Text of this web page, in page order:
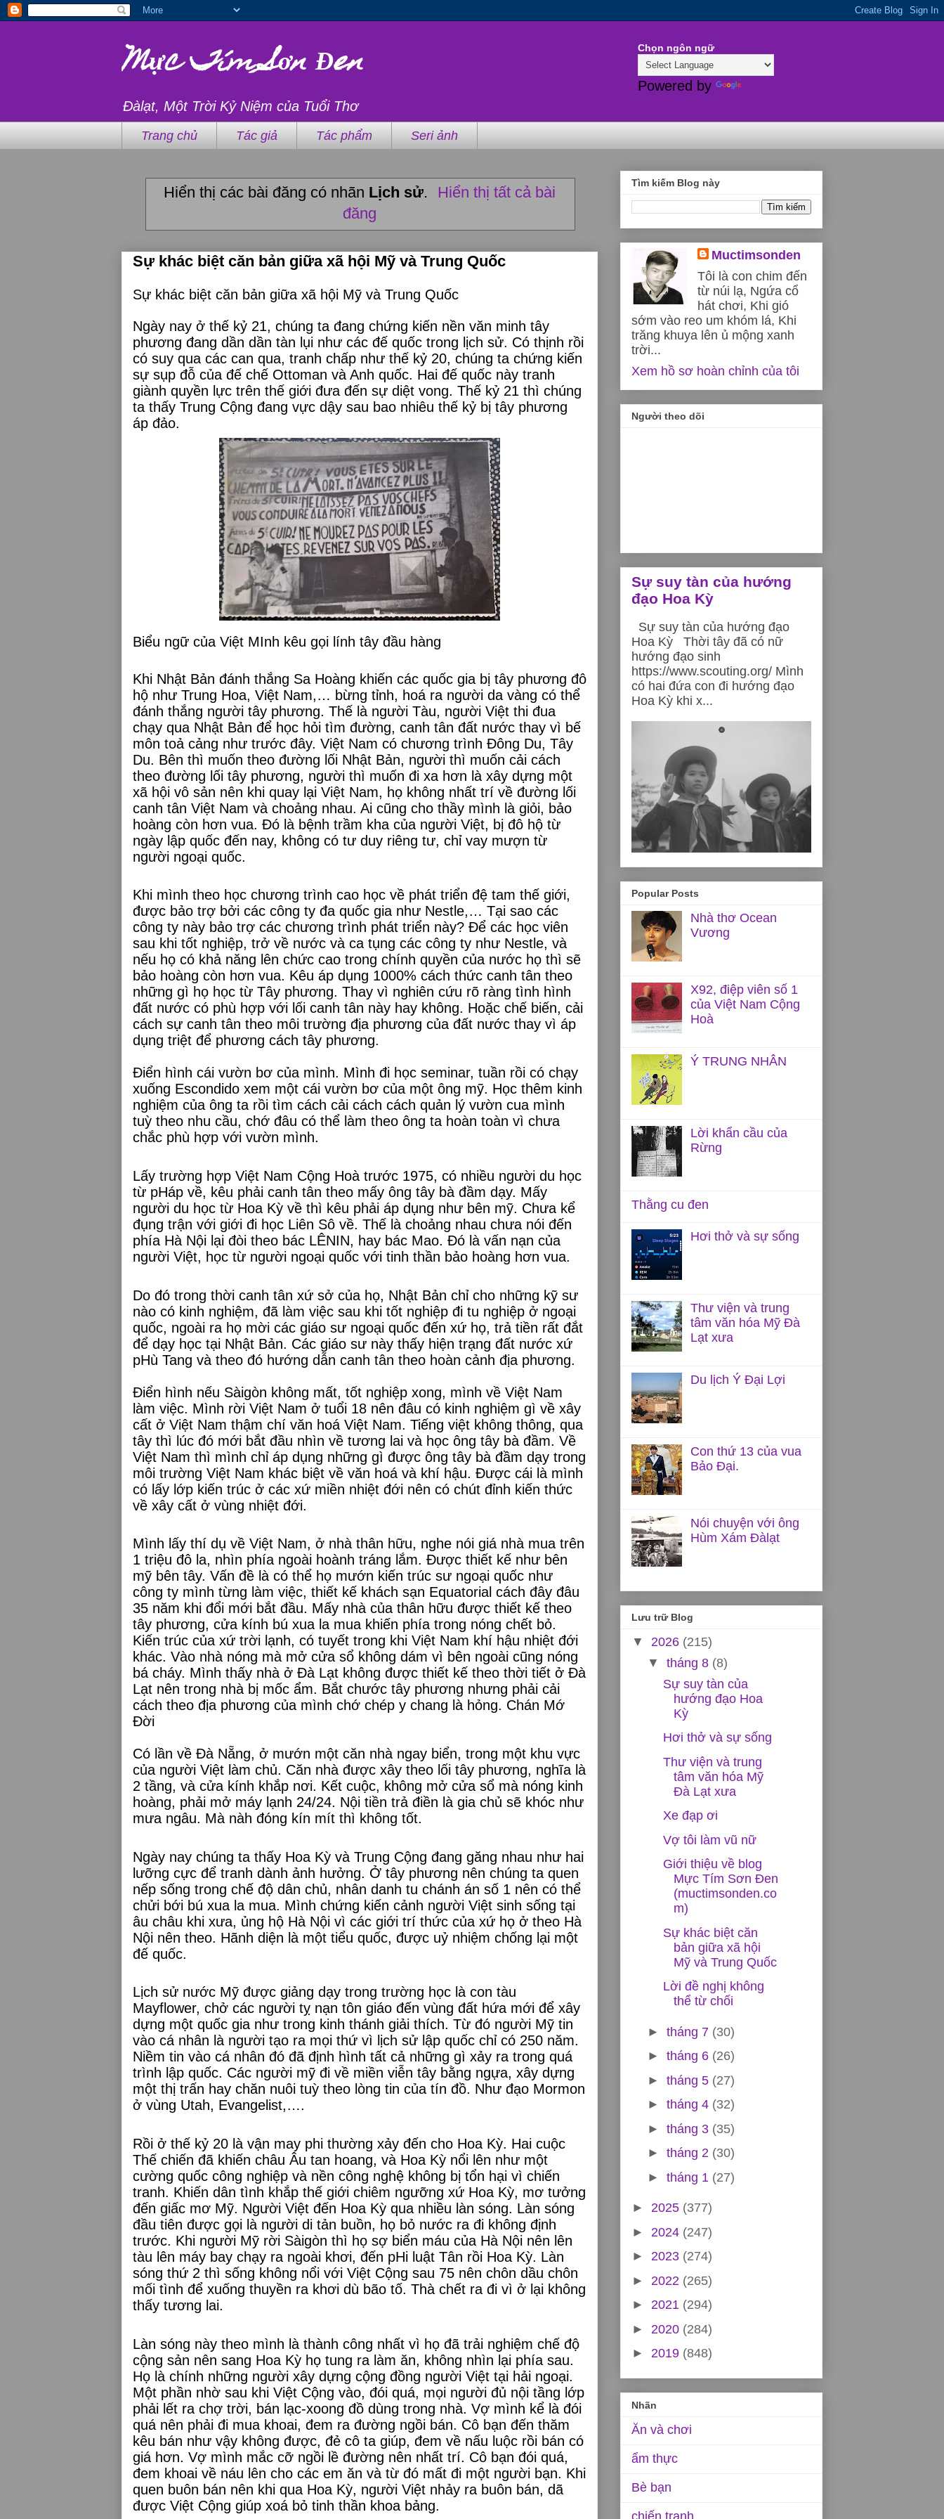
Mực Tím Sơn Đen
Đàlạt, Một Trời Kỷ Niệm của Tuổi Thơ
Chọn ngôn ngữ
Powered by
Trang chủ Tác giả Tác phẩm Seri ảnh
Hiển thị các bài đăng có nhãn Lịch sử.
Hiển thị tất cả bài
đăng
Sự khác biệt căn bản giữa xã hội Mỹ và Trung Quốc
Sự khác biệt căn bản giữa xã hội Mỹ và Trung Quốc
Ngày nay ở thế kỷ 21, chúng ta đang chứng kiến nền văn minh tây
phương đang dần dần tàn lụi như các đế quốc trong lịch sử. Có thịnh rồi
có suy qua các can qua, tranh chấp như thế kỷ 20, chúng ta chứng kiến
sự sụp đỗ của đế chế Ottoman và Anh quốc. Hai đế quốc này tranh
giành quyền lực trên thế giới đưa đến sự diệt vong. Thế kỷ 21 thì chúng
ta thấy Trung Cộng đang vực dậy sau bao nhiêu thế kỷ bị tây phương
áp đảo.
Biểu ngữ của Việt MInh kêu gọi lính tây đầu hàng
Khi Nhật Bản đánh thắng Sa Hoàng khiến các quốc gia bị tây phương đô
hộ như Trung Hoa, Việt Nam,… bừng tỉnh, hoá ra người da vàng có thể
đánh thắng người tây phương. Thế là người Tàu, người Việt thi đua
chạy qua Nhật Bản để học hỏi tìm đường, canh tân đất nước thay vì bế
môn toả cảng như trước đây. Việt Nam có chương trình Đông Du, Tây
Du. Bên thì muốn theo đường lối Nhật Bản, người thì muốn cải cách
theo đường lối tây phương, người thì muốn đi xa hơn là xây dựng một
xã hội vô sản nên khi quay lại Việt Nam, họ không nhất trí về đường lối
canh tân Việt Nam và choảng nhau. Ai cũng cho thầy mình là giỏi, bảo
hoàng còn hơn vua. Đó là bệnh trầm kha của người Việt, bị đô hộ từ
ngày lập quốc đến nay, không có tư duy riêng tư, chỉ vay mượn từ
người ngoại quốc.
Khi mình theo học chương trình cao học về phát triển đệ tam thế giới,
được bảo trợ bởi các công ty đa quốc gia như Nestle,… Tại sao các
công ty này bảo trợ các chương trình phát triển này? Để các học viên
sau khi tốt nghiệp, trở về nước và ca tụng các công ty như Nestle, và
nếu họ có khả năng lên chức cao trong chính quyền của nước họ thì sẽ
bảo hoàng còn hơn vua. Kêu áp dụng 1000% cách thức canh tân theo
những gì họ học từ Tây phương. Thay vì nghiên cứu rõ ràng tình hình
đất nước có phù hợp với lối canh tân này hay không. Hoặc chế biến, cải
cách sự canh tân theo môi trường địa phương của đất nước thay vì áp
dụng triệt để phương cách tây phương.
Điển hình cái vườn bơ của mình. Mình đi học seminar, tuần rồi có chạy
xuống Escondido xem một cái vườn bơ của một ông mỹ. Học thêm kinh
nghiệm của ông ta rồi tìm cách cải cách cách quản lý vườn cua mình
tuỳ theo nhu cầu, chớ đâu có thể làm theo ông ta hoàn toàn vì chưa
chắc phù hợp với vườn mình.
Lấy trường hợp Việt Nam Cộng Hoà trước 1975, có nhiều người du học
từ pHáp về, kêu phải canh tân theo mấy ông tây bà đầm dạy. Mấy
người du học từ Hoa Kỳ về thì kêu phải áp dụng như bên mỹ. Chưa kể
đụng trận với giới đi học Liên Sô về. Thế là choảng nhau chưa nói đến
phía Hà Nội lại đòi theo bác LÊNIN, hay bác Mao. Đó là vấn nạn của
người Việt, học từ người ngoại quốc với tinh thần bảo hoàng hơn vua.
Do đó trong thời canh tân xứ sở của họ, Nhật Bản chỉ cho những kỹ sư
nào có kinh nghiệm, đã làm việc sau khi tốt nghiệp đi tu nghiệp ở ngoại
quốc, ngoài ra họ mời các giáo sư ngoại quốc đến xứ họ, trả tiền rất đắt
để dạy học tại Nhật Bản. Các giáo sư này thấy hiện trạng đất nước xứ
pHù Tang và theo đó hướng dẫn canh tân theo hoàn cảnh địa phương.
Điển hình nếu Sàigòn không mất, tốt nghiệp xong, mình về Việt Nam
làm việc. Mình rời Việt Nam ở tuổi 18 nên đâu có kinh nghiệm gì về xây
cất ở Việt Nam thậm chí văn hoá Việt Nam. Tiếng việt không thông, qua
tây thì lúc đó mới bắt đầu nhìn về tương lai và học ông tây bà đầm. Về
Việt Nam thì mình chỉ áp dụng những gì được ông tây bà đầm dạy trong
môi trường Việt Nam khác biệt về văn hoá và khí hậu. Được cái là mình
có lấy lớp kiến trúc ở các xứ miền nhiệt đới nên có chút đỉnh kiến thức
về xây cất ở vùng nhiệt đới.
Mình lấy thí dụ về Việt Nam, ở nhà thân hữu, nghe nói giá nhà mua trên
1 triệu đô la, nhìn phía ngoài hoành tráng lắm. Được thiết kế như bên
mỹ bên tây. Vấn đề là có thể họ mướn kiến trúc sư ngoại quốc như
công ty mình từng làm việc, thiết kế khách sạn Equatorial cách đây đâu
35 năm khi đổi mới bắt đầu. Mấy nhà của thân hữu được thiết kế theo
tây phương, cửa kính bú xua la mua khiến phía trong nóng chết bỏ.
Kiến trúc của xứ trời lạnh, có tuyết trong khi Việt Nam khí hậu nhiệt đới
khác. Vào nhà nóng mà mở cửa sổ không dám vì bên ngoài cũng nóng
bá cháy. Mình thấy nhà ở Đà Lạt không được thiết kế theo thời tiết ở Đà
Lạt nên trong nhà bị mốc ẩm. Bắt chước tây phương nhưng phải cải
cách theo địa phương của mình chớ chép y chang là hỏng. Chán Mớ
Đời
Có lần về Đà Nẵng, ở mướn một căn nhà ngay biển, trong một khu vực
của người Việt làm chủ. Căn nhà được xây theo lối tây phương, nghĩa là
2 tầng, và cửa kính khắp nơi. Kết cuộc, không mở cửa sổ mà nóng kinh
hoàng, phải mở máy lạnh 24/24. Nội tiền trả điền là gia chủ sẽ khóc như
mưa ngâu. Mà nàh đóng kín mít thì không tốt.
Ngày nay chúng ta thấy Hoa Kỳ và Trung Cộng đang găng nhau như hai
lưỡng cực để tranh dành ảnh hưởng. Ở tây phương nên chúng ta quen
nếp sống trong chế độ dân chủ, nhân danh tu chánh án số 1 nên có thể
chửi bới bú xua la mua. Mình chứng kiến cảnh người Việt sinh sống tại
âu châu khi xưa, ủng hộ Hà Nội vì các giới trí thức của xứ họ ở theo Hà
Nội nên theo. Hãnh diện là một tiểu quốc, được uỷ nhiệm chống lại một
đế quốc.
Lịch sử nước Mỹ được giảng dạy trong trường học là con tàu
Mayflower, chở các người tỵ nạn tôn giáo đến vùng đất hứa mới để xây
dựng một quốc gia như trong kinh thánh giải thích. Từ đó người Mỹ tin
vào cá nhân là người tạo ra mọi thứ vì lịch sử lập quốc chỉ có 250 năm.
Niềm tin vào cá nhân đó đã định hình tất cả những gì xảy ra trong quá
trình lập quốc. Các người mỹ đi về miền viễn tây bằng ngựa, xây dựng
một thị trấn hay chăn nuôi tuỳ theo lòng tin của tín đồ. Như đạo Mormon
ở vùng Utah, Evangelist,….
Rồi ở thế kỷ 20 là vận may phi thường xảy đến cho Hoa Kỳ. Hai cuộc
Thế chiến đã khiến châu Âu tan hoang, và Hoa Kỳ nổi lên như một
cường quốc công nghiệp và nền công nghệ không bị tổn hại vì chiến
tranh. Khiến dân tình khắp thế giới chiêm ngưỡng xứ Hoa Kỳ, mơ tưởng
đến giấc mơ Mỹ. Người Việt đến Hoa Kỳ qua nhiều làn sóng. Làn sóng
đầu tiên được gọi là người di tản buồn, họ bỏ nước ra đi không định
trước. Khi người Mỹ rời Sàigòn thì họ sợ biển máu của Hà Nội nên lên
tàu lên máy bay chạy ra ngoài khơi, đến pHi luật Tân rồi Hoa Kỳ. Làn
sóng thứ 2 thì sống không nổi với Việt Cộng sau 75 nên chôn dầu chôn
mối tình để xuống thuyền ra khơi dù bão tố. Thà chết ra đi vì ở lại không
thấy tương lai.
Làn sóng này theo mình là thành công nhất vì họ đã trải nghiệm chế độ
cộng sản nên sang Hoa Kỳ họ tung ra làm ăn, không nhìn lại phía sau.
Họ là chính những người xây dựng cộng đồng người Việt tại hải ngoại.
Một phần nhờ sau khi Việt Cộng vào, đói quá, mọi người đủ nội tầng lớp
phải lết ra chợ trời, bán lạc-xoong đồ dùng trong nhà. Vợ mình kể là đói
quá nên phải đi mua khoai, đem ra đường ngồi bán. Cô bạn đến thăm
kêu bán như vậy không được, đẻ cô ta giúp, đem về nấu luộc rồi bán có
giá hơn. Vợ mình mắc cỡ ngồi lề đường nên nhất trí. Cô bạn đói quá,
đem khoai về náu lên cho các em ăn và từ đó mất đi một người bạn. Khi
quen buôn bán nên khi qua Hoa Kỳ, người Việt nhảy ra buôn bán, dã
được Việt Cộng giúp xoá bỏ tinh thần khoa bảng.
Tìm kiếm Blog này
Muctimsonden
Tôi là con chim đến
từ núi lạ, Ngứa cổ
hát chơi, Khi gió
sớm vào reo um khóm lá, Khi
trăng khuya lên ủ mộng xanh
trời...
Xem hồ sơ hoàn chỉnh của tôi
Người theo dõi
Sự suy tàn của hướng
đạo Hoa Kỳ
Sự suy tàn của hướng đạo
Hoa Kỳ Thời tây đã có nữ
hướng đạo sinh
https://www.scouting.org/ Mình
có hai đứa con đi hướng đạo
Hoa Kỳ khi x...
Popular Posts
Nhà thơ Ocean
Vương
X92, điệp viên số 1
của Việt Nam Cộng
Hoà
Ý TRUNG NHÂN
Lời khẩn cầu của
Rừng
Thằng cu đen
Hơi thở và sự sống
Thư viện và trung
tâm văn hóa Mỹ Đà
Lạt xưa
Du lịch Ý Đại Lợi
Con thứ 13 của vua
Bảo Đại.
Nói chuyện với ông
Hùm Xám Đàlạt
Lưu trữ Blog
▼ 2026 (215)
▼ tháng 8 (8)
Sự suy tàn của
hướng đạo Hoa
Kỳ
Hơi thở và sự sống
Thư viện và trung
tâm văn hóa Mỹ
Đà Lạt xưa
Xe đạp ơi
Vợ tôi làm vũ nữ
Giới thiệu về blog
Mực Tím Sơn Đen
(muctimsonden.co
m)
Sự khác biệt căn
bản giữa xã hội
Mỹ và Trung Quốc
Lời đề nghị không
thể từ chối
► tháng 7 (30)
► tháng 6 (26)
► tháng 5 (27)
► tháng 4 (32)
► tháng 3 (35)
► tháng 2 (30)
► tháng 1 (27)
► 2025 (377)
► 2024 (247)
► 2023 (274)
► 2022 (265)
► 2021 (294)
► 2020 (284)
► 2019 (848)
Nhãn
Ăn và chơi
ẩm thực
Bè bạn
chiến tranh